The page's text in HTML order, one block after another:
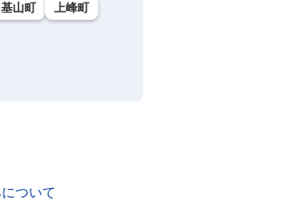
基山町
上峰町
ついて